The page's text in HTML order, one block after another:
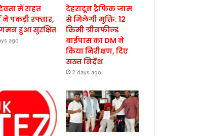
में राहत
ने पकड़ी रफ्तार,
हुआ सुरक्षित
ago
देहरादून ट्रैफिक जाम
से मिलेगी मुक्ति: 12
किमी ग्रीनफील्ड
बाईपास का DM ने
किया निरीक्षण, दिए
सख्त निर्देश
2 days ago